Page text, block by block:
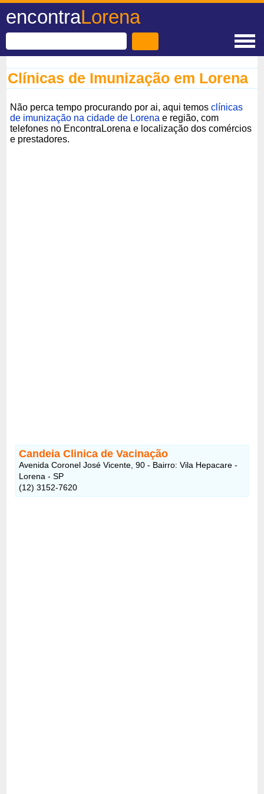
encontraLorena
Clínicas de Imunização em Lorena
Não perca tempo procurando por ai, aqui temosclínicas
de imunização na cidade de Lorena e região, com
telefones no EncontraLorena e localização dos comércios
e prestadores.
Candeia Clinica de Vacinação
Avenida Coronel José Vicente, 90 - Bairro: Vila Hepacare -
Lorena - SP
(12) 3152-7620